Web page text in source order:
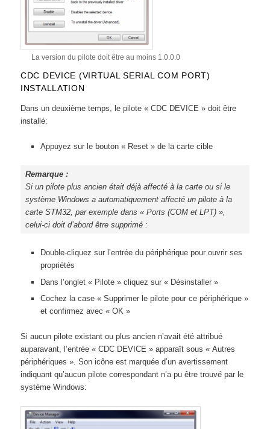
La version du pilote doit être au moins 1.0.0.0
CDC DEVICE (VIRTUAL SERIAL COM PORT)
INSTALLATION
Dans un deuxième temps, le pilote « CDC DEVICE » doit être
installé:
Appuyez sur le bouton « Reset » de la carte cible
Remarque :
Si un pilote plus ancien était déjà affecté à la carte ou si le
système Windows a automatiquement affecté un pilote à la
carte STM32, par exemple dans « Ports (COM et LPT) »,
celui-ci doit d’abord être supprimé :
Double-cliquez sur l’entrée du périphérique pour ouvrir ses
propriétés
Dans l’onglet « Pilote » cliquez sur « Désinstaller »
Cochez la case « Supprimer le pilote pour ce périphérique »
et confirmez avec « OK »
Si aucun pilote existant ou plus ancien n’avait été attribué
auparavant, l’entrée « CDC DEVICE » apparaît sous « Autres
périphériques ». Son icône est marquée d’un avertissement
indiquant qu’aucun pilote correspondant n’a pu être trouvé par le
système Windows: